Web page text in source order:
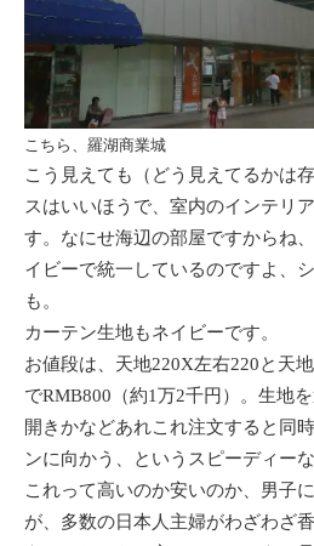
こちら、羅湖商業城
こう見えても（どう見えてるかは
スはいいほうで、室内のインテリ
す。なにせ海辺の部屋ですからね
イビーで統一しているのですよ、
も。
カーテン生地もネイビーです。
お値段は、天地220X左右220と天
でRMB800（約1万2千円）。生地
開きかなどあれこれ注文すると同
ンに向かう、というスピーディーな
これって高いのか安いのか、男子
が、多数の日本人主婦がわざわざ